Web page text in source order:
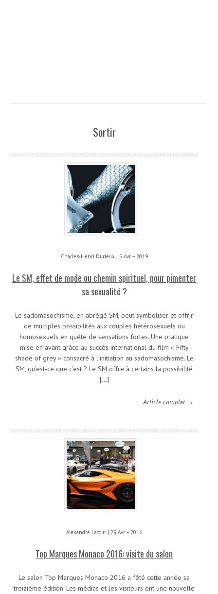
Sortir
Charles-Henri Durieux | 5 Avr – 2019
Le SM, effet de mode ou chemin spirituel, pour pimenter
sa sexualité ?
Le sadomasochisme, en abrégé SM, peut symboliser et offrir
de multiples possibilités aux couples hétérosexuels ou
homosexuels en quête de sensations fortes. Une pratique
mise en avant grâce au succès international du film « Fifty
shade of grey » consacré à l’initiation au sadomasochisme. Le
SM, qu’est-ce que c’est ? Le SM offre à certains la possibilité
[…]
Article complet →
Alexandre Lacour | 29 Avr – 2016
Top Marques Monaco 2016: visite du salon
Le salon Top Marques Monaco 2016 a fêté cette année sa
treizième édition. Les médias et les visiteurs ont une nouvelle